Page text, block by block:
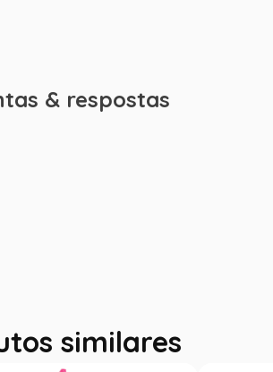
& respostas
similares